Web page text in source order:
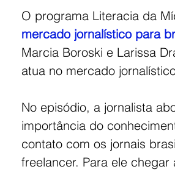
O programa Literacia da
mercado jornalístico para
Marcia Boroski e Larissa
atua no mercado
No episódio, a jornalista
importância do
contato com os jornais
freelancer. Para ele